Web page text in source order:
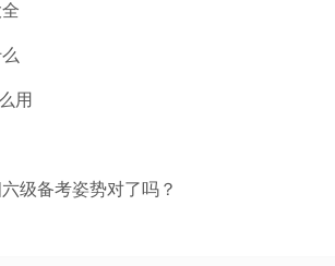
用
级备考姿势对了吗？